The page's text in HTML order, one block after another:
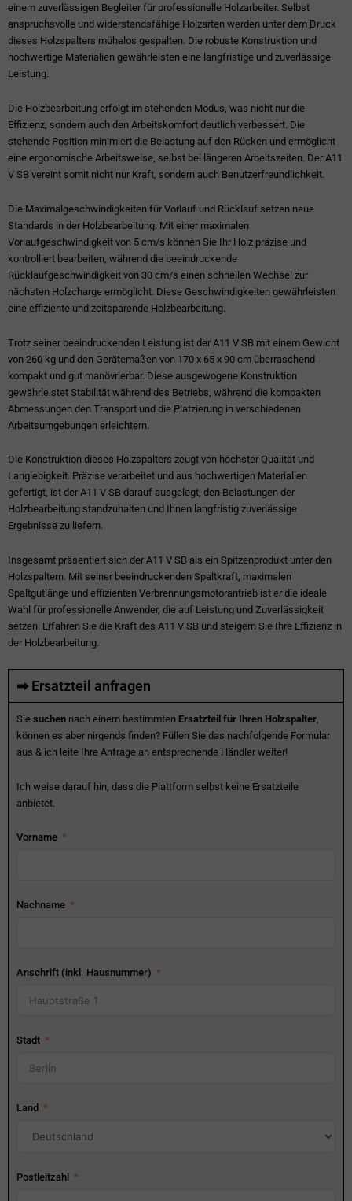
einem zuverlässigen Begleiter für professionelle Holzarbeiter. Selbst
anspruchsvolle und widerstandsfähige Holzarten werden unter dem Druck
dieses Holzspalters mühelos gespalten. Die robuste Konstruktion und
hochwertige Materialien gewährleisten eine langfristige und zuverlässige
Leistung.
Die Holzbearbeitung erfolgt im stehenden Modus, was nicht nur die
Effizienz, sondern auch den Arbeitskomfort deutlich verbessert. Die
stehende Position minimiert die Belastung auf den Rücken und ermöglicht
eine ergonomische Arbeitsweise, selbst bei längeren Arbeitszeiten. Der A11
V SB vereint somit nicht nur Kraft, sondern auch Benutzerfreundlichkeit.
Die Maximalgeschwindigkeiten für Vorlauf und Rücklauf setzen neue
Standards in der Holzbearbeitung. Mit einer maximalen
Vorlaufgeschwindigkeit von 5 cm/s können Sie Ihr Holz präzise und
kontrolliert bearbeiten, während die beeindruckende
Rücklaufgeschwindigkeit von 30 cm/s einen schnellen Wechsel zur
nächsten Holzcharge ermöglicht. Diese Geschwindigkeiten gewährleisten
eine effiziente und zeitsparende Holzbearbeitung.
Trotz seiner beeindruckenden Leistung ist der A11 V SB mit einem Gewicht
von 260 kg und den Gerätemaßen von 170 x 65 x 90 cm überraschend
kompakt und gut manövrierbar. Diese ausgewogene Konstruktion
gewährleistet Stabilität während des Betriebs, während die kompakten
Abmessungen den Transport und die Platzierung in verschiedenen
Arbeitsumgebungen erleichtern.
Die Konstruktion dieses Holzspalters zeugt von höchster Qualität und
Langlebigkeit. Präzise verarbeitet und aus hochwertigen Materialien
gefertigt, ist der A11 V SB darauf ausgelegt, den Belastungen der
Holzbearbeitung standzuhalten und Ihnen langfristig zuverlässige
Ergebnisse zu liefern.
Insgesamt präsentiert sich der A11 V SB als ein Spitzenprodukt unter den
Holzspaltern. Mit seiner beeindruckenden Spaltkraft, maximalen
Spaltgutlänge und effizienten Verbrennungsmotorantrieb ist er die ideale
Wahl für professionelle Anwender, die auf Leistung und Zuverlässigkeit
setzen. Erfahren Sie die Kraft des A11 V SB und steigern Sie Ihre Effizienz in
der Holzbearbeitung.
➡ Ersatzteil anfragen
Sie suchen nach einem bestimmten Ersatzteil für Ihren Holzspalter
können es aber nirgends finden? Füllen Sie das nachfolgende Formular
aus & ich leite Ihre Anfrage an entsprechende Händler weiter!
Ich weise darauf hin, dass die Plattform selbst keine Ersatzteile
anbietet.
Vorname
Nachname
Anschrift (inkl. Hausnummer)
Stadt
Land
Postleitzahl